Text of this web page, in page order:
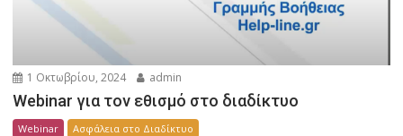
1 Οκτωβρίου, 2024 admin
Webinar για τον εθισμό στο διαδίκτυο
Webinar Ασφάλεια στο Διαδίκτυο